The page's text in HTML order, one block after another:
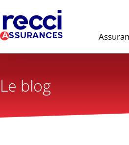
Le blog